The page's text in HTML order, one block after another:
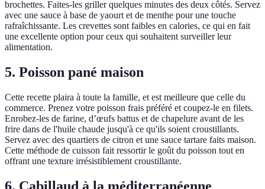
brochettes. Faites-les griller quelques minutes des deux côtés. Servez
avec une sauce à base de yaourt et de menthe pour une touche
rafraîchissante. Les crevettes sont faibles en calories, ce qui en fait
une excellente option pour ceux qui souhaitent surveiller leur
alimentation.
5. Poisson pané maison
Cette recette plaira à toute la famille, et est meilleure que celle du
commerce. Prenez votre poisson frais préféré et coupez-le en filets.
Enrobez-les de farine, d’œufs battus et de chapelure avant de les
frire dans de l'huile chaude jusqu'à ce qu'ils soient croustillants.
Servez avec des quartiers de citron et une sauce tartare faits maison.
Cette méthode de cuisson fait ressortir le goût du poisson tout en
offrant une texture irrésistiblement croustillante.